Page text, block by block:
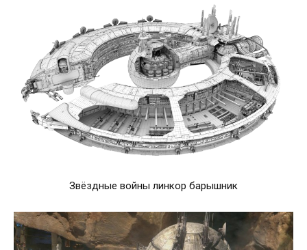
Звёздные войны линкор барышник